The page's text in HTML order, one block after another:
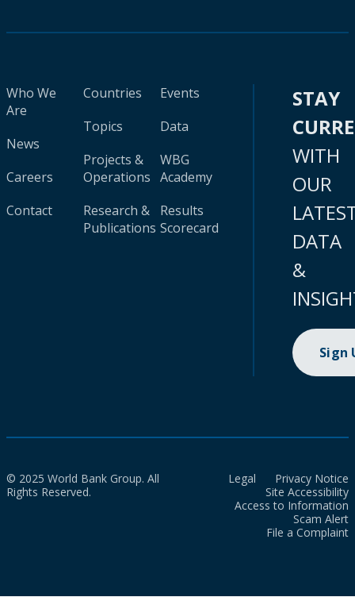
Who We
Are
News
Careers
Contact
Countries
Topics
Projects &
Operations
Research &
Publications
Events
Data
WBG
Academy
Results
Scorecard
STAY
WITH
OUR
DATA
&
Sign
© 2025 World Bank Group. All
Rights Reserved.
Legal
Privacy Notice
Site Accessibility
Access to Information
Scam Alert
File a Complaint